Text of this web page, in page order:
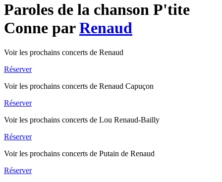
Paroles de la chanson P'tite
Conne parRenaud
Voir les prochains concerts de Renaud
Réserver
Voir les prochains concerts de Renaud Capuçon
Réserver
Voir les prochains concerts de Lou Renaud-Bailly
Réserver
Voir les prochains concerts de Putain de Renaud
Réserver